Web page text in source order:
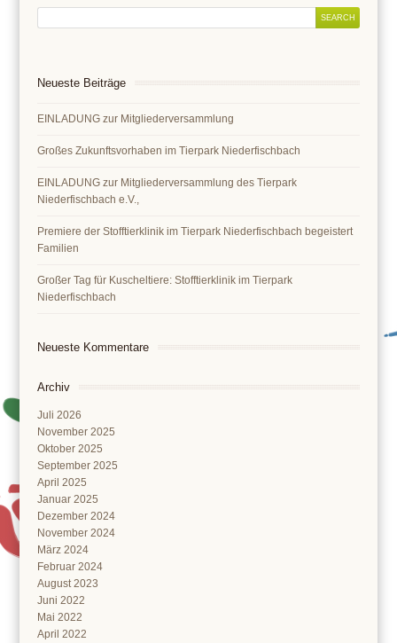
Neueste Beiträge
EINLADUNG zur Mitgliederversammlung
Großes Zukunftsvorhaben im Tierpark Niederfischbach
EINLADUNG zur Mitgliederversammlung des Tierpark
Niederfischbach e.V.,
Premiere der Stofftierklinik im Tierpark Niederfischbach begeistert
Familien
Großer Tag für Kuscheltiere: Stofftierklinik im Tierpark
Niederfischbach
Neueste Kommentare
Archiv
Juli 2026
November 2025
Oktober 2025
September 2025
April 2025
Januar 2025
Dezember 2024
November 2024
März 2024
Februar 2024
August 2023
Juni 2022
Mai 2022
April 2022